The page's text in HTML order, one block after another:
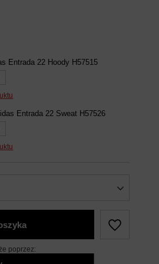
Entrada 22 Hoody H57515
Entrada 22 Sweat H57526
poprzez: